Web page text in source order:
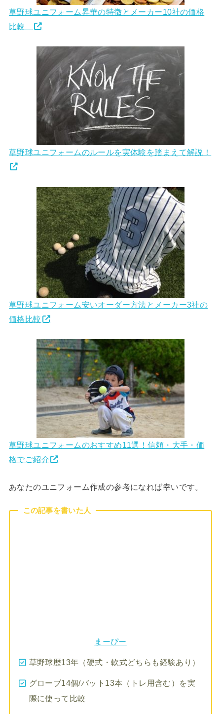
草野球ユニフォーム昇華の特徴とメーカー10社の価格
比較
草野球ユニフォームのルールを実体験を踏まえて解説！
草野球ユニフォーム安いオーダー方法とメーカー3社の
価格比較
草野球ユニフォームのおすすめ11選！信頼・大手・価
格でご紹介
あなたのユニフォーム作成の参考になれば幸いです。
この記事を書いた人
まーぴー
草野球歴13年（硬式・軟式どちらも経験あり）
グローブ14個/バット13本（トレ用含む）を実
際に使って比較